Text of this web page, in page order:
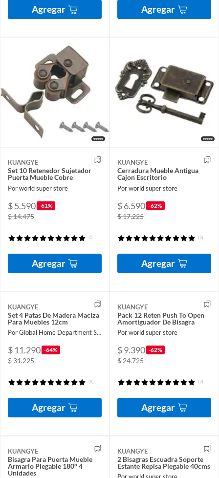
Agregar Agregar
KUANGYE
Set 10 Retenedor Sujetador
Puerta Mueble Cobre
Por world super store
$ 5.590 -61%
$ 14.475
(5)
Agregar
KUANGYE
Cerradura Mueble Antigua
Cajon Escritorio
Por world super store
$ 6.590 -62%
$ 17.225
(5)
Agregar
KUANGYE
Set 4 Patas De Madera Maciza
Para Muebles 12cm
Por Global Home Department Store
$ 11.290 -64%
$ 31.225
(8)
Agregar
KUANGYE
Pack 12 Reten Push To Open
Amortiguador De Bisagra
Por world super store
$ 9.390 -62%
$ 24.725
(7)
Agregar
KUANGYE
Bisagra Para Puerta Mueble
Armario Plegable 180° 4
Unidades
KUANGYE
2 Bisagras Escuadra Soporte
Estante Repisa Plegable 40cms